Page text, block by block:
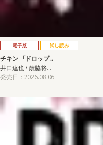
電子版 試し読み
チキン 「ドロップ…
井口達也 / 歳脇将…
発売日：2026.08.06